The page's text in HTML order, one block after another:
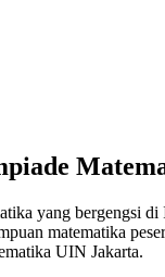
yang bergengsi
matematika
UIN Jakarta.